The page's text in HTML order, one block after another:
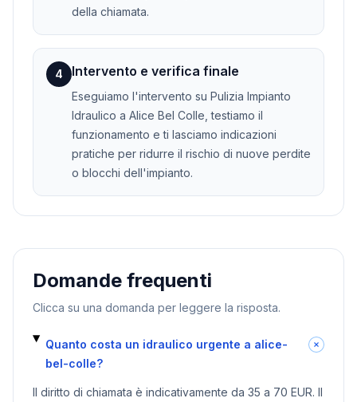
della chiamata.
4 Intervento e verifica finale
Eseguiamo l'intervento su Pulizia Impianto
Idraulico a Alice Bel Colle, testiamo il
funzionamento e ti lasciamo indicazioni
pratiche per ridurre il rischio di nuove perdite
o blocchi dell'impianto.
Domande frequenti
Clicca su una domanda per leggere la risposta.
Quanto costa un idraulico urgente a alice-
bel-colle?
Il diritto di chiamata è indicativamente da 35 a 70 EUR. Il